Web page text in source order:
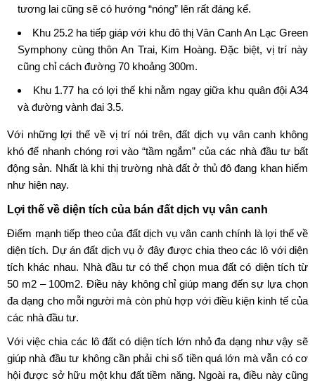
tương lai cũng sẽ có hướng “nóng” lên rất đáng kể.
Khu 25.2 ha tiếp giáp với khu đô thị Vân Canh An Lạc Green
Symphony cùng thôn An Trai, Kim Hoàng. Đặc biệt, vị trí này
cũng chỉ cách đường 70 khoảng 300m.
Khu 1.77 ha có lợi thế khi nằm ngay giữa khu quân đội A34
và đường vành đai 3.5.
Với những lợi thế về vị trí nói trên,đất dịch vụ vân canh không
khó để nhanh chóng rơi vào “tầm ngắm” của các nhà đầu tư bất
động sản. Nhất là khi thị trường nhà đất ở thủ đô đang khan hiếm
như hiện nay.
Lợi thế về diện tích của bán đất dịch vụ vân canh
Điểm mạnh tiếp theo của đất dịch vụ vân canhchính là lợi thế về
diện tích. Dự án đất dịch vụ ở đây được chia theo các lô với diện
tích khác nhau. Nhà đầu tư có thể chọn mua đất có diện tích từ
50 m2 – 100m2. Điều này không chỉ giúp mang đến sự lựa chọn
đa dạng cho mỗi người mà còn phù hợp với điều kiện kinh tế của
các nhà đầu tư.
Với việc chia các lô đất có diện tích lớn nhỏ đa dạng như vậy sẽ
giúp nhà đầu tư không cần phải chi số tiền quá lớn mà vẫn có cơ
hội được sở hữu một khu đất tiềm năng. Ngoài ra, điều này cũng